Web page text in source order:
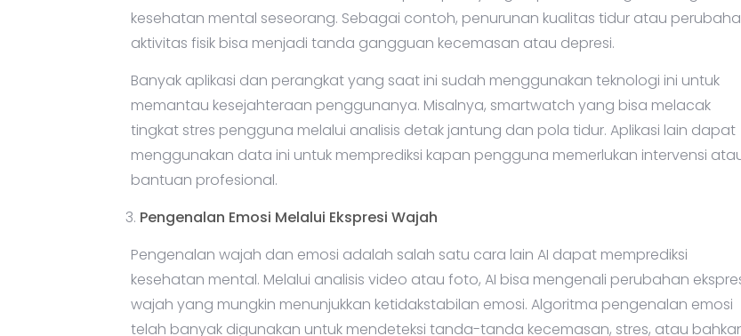
kemudian dianalisis untuk menemukan pola-pola yang dapat dihubungkan dengan
kesehatan mental seseorang. Sebagai contoh, penurunan kualitas tidur atau perubahan
Banyak aplikasi dan perangkat yang saat ini sudah menggunakan teknologi ini untuk
memantau kesejahteraan penggunanya. Misalnya, smartwatch yang bisa melacak
tingkat stres pengguna melalui analisis detak jantung dan pola tidur. Aplikasi lain dapat
menggunakan data ini untuk memprediksi kapan pengguna memerlukan intervensi atau
Pengenalan wajah dan emosi adalah salah satu cara lain AI dapat memprediksi
kesehatan mental. Melalui analisis video atau foto, AI bisa mengenali perubahan ekspresi
wajah yang mungkin menunjukkan ketidakstabilan emosi. Algoritma pengenalan emosi